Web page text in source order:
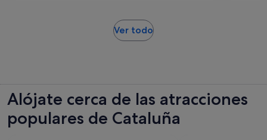
3 horasVer todoSe
Alójate cerca de las atracciones
populares de Cataluña